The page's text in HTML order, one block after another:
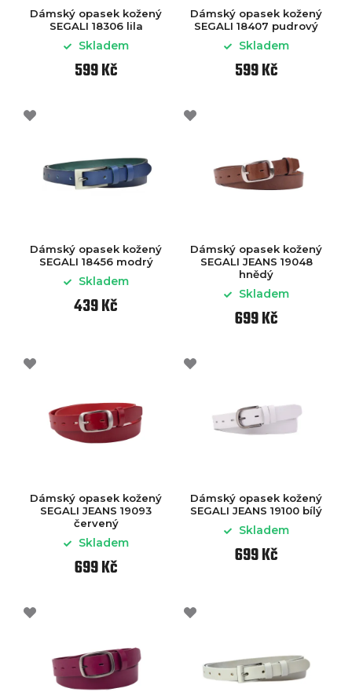
Dámský opasek kožený
SEGALI 18306 lila
Skladem
599 Kč
Dámský opasek kožený
SEGALI 18407 pudrový
Skladem
599 Kč
Dámský opasek kožený
SEGALI 18456 modrý
Skladem
439 Kč
Dámský opasek kožený
SEGALI JEANS 19048
hnědý
Skladem
699 Kč
Dámský opasek kožený
SEGALI JEANS 19093
červený
Skladem
699 Kč
Dámský opasek kožený
SEGALI JEANS 19100 bílý
Skladem
699 Kč